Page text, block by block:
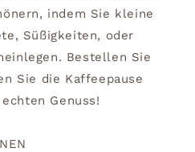
indem Sie kleine
Süßigkeiten, oder
Bestellen Sie
Sie die Kaffeepause
Genuss!